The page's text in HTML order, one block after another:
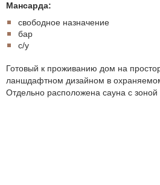
Мансарда:
свободное назначение
бар
с/у
Готовый к проживанию дом на
ланшдафтном дизайном в
Отдельно расположена сауна с зоной